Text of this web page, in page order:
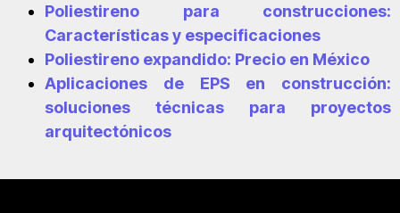
Poliestireno para construcciones:
Características y especificaciones
Poliestireno expandido: Precio en México
Aplicaciones de EPS en construcción:
soluciones técnicas para proyectos
arquitectónicos